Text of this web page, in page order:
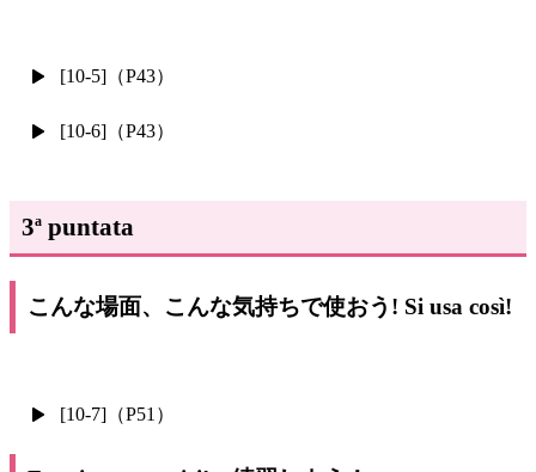
[10-5]（P43）
[10-6]（P43）
3a puntata
こんな場面、こんな気持ちで使おう! Si usa così!
[10-7]（P51）